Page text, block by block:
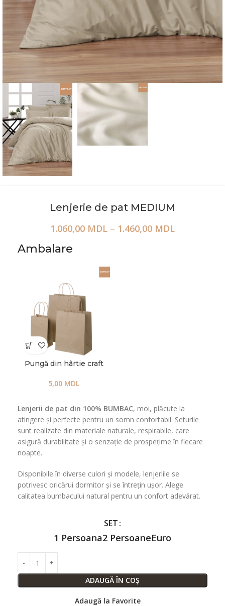
Lenjerie de pat MEDIUM
1.060,00 MDL – 1.460,00 MDL
Ambalare
Pungă din hârtie craft
5,00 MDL
Lenjerii de pat din 100% BUMBAC, moi, plăcute la
atingere și perfecte pentru un somn confortabil. Seturile
sunt realizate din materiale naturale, respirabile, care
asigură durabilitate și o senzație de prospețime în fiecare
noapte.
Disponibile în diverse culori și modele, lenjeriile se
potrivesc oricărui dormitor și se întrețin ușor. Alege
calitatea bumbacului natural pentru un confort adevărat.
SET
1 Persoana2 PersoaneEuro
ADAUGĂ ÎN COȘ
Adaugă la Favorite